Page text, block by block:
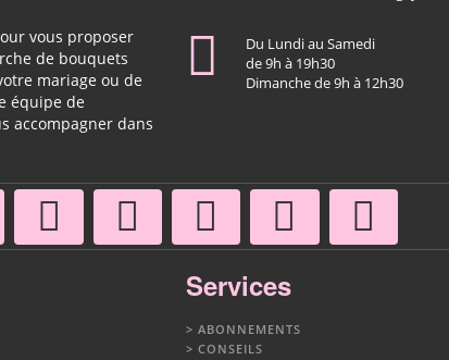
vous proposer
de bouquets
mariage ou de
équipe de
accompagner dans
Du Lundi au Samedi
de 9h à 19h30
Dimanche de 9h à 12h30
Services
ABONNEMENTS
CONSEILS